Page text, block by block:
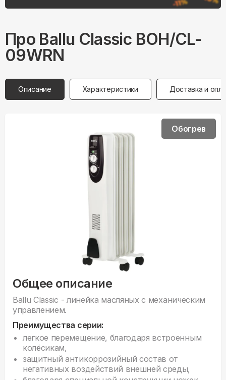
Про Ballu Classic BOH/CL-
09WRN
Описание Характеристики Доставка и
Общее описание
Ballu Classic - линейка масляных с механическим
управлением.
Преимущества серии:
легкое перемещение, благодаря встроенным
колёсикам,
защитный антикоррозийный состав от
негативных воздействий внешней среды,
Обогрев